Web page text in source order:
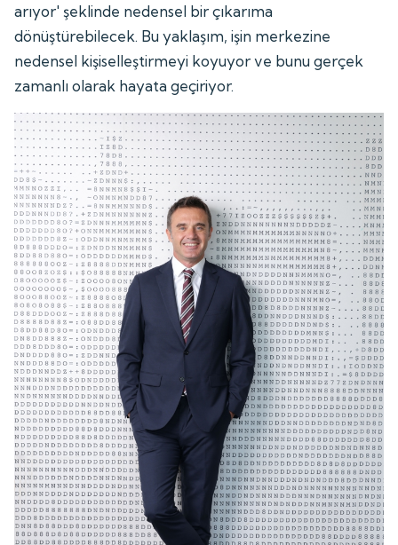
arıyor' şeklinde nedensel bir çıkarıma
dönüştürebilecek. Bu yaklaşım, işin merkezine
nedensel kişiselleştirmeyi koyuyor ve bunu gerçek
zamanlı olarak hayata geçiriyor.